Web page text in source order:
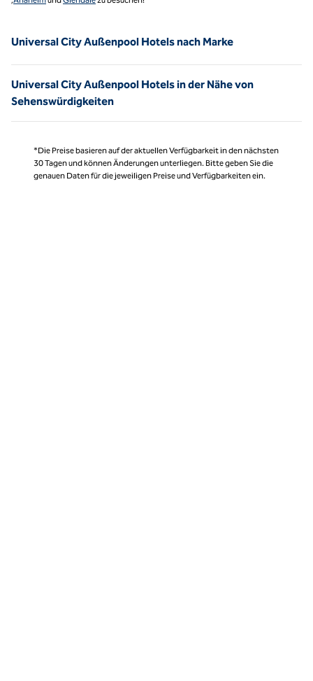
Universal City Außenpool Hotels nach Marke
Universal City Außenpool Hotels in der Nähe von
Sehenswürdigkeiten
*Die Preise basieren auf der aktuellen Verfügbarkeit in den nächsten
30 Tagen und können Änderungen unterliegen. Bitte geben Sie die
genauen Daten für die jeweiligen Preise und Verfügbarkeiten ein.